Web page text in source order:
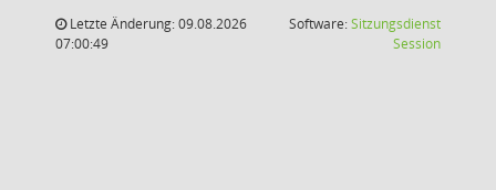
Letzte Änderung: 09.08.2026
07:00:49
Software:Sitzungsdienst
Session(Wird in